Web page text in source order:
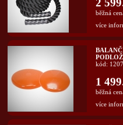
2
běžná
více
kód:
1
běžná
více